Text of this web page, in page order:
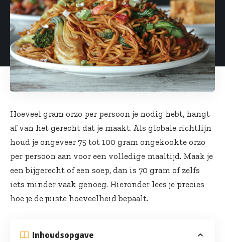
Hoeveel gram orzo per persoon je nodig hebt, hangt
af van het gerecht dat je maakt. Als globale richtlijn
houd je ongeveer 75 tot 100 gram ongekookte orzo
per persoon aan voor een volledige maaltijd. Maak je
een bijgerecht of een soep, dan is 70 gram of zelfs
iets minder vaak genoeg. Hieronder lees je precies
hoe je de juiste hoeveelheid bepaalt.
Inhoudsopgave